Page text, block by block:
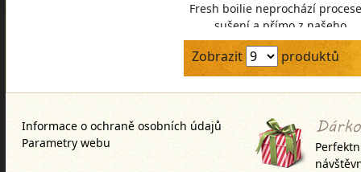
Fresh boilie neprochází
sušení a přímo z našeho
konvenktomatu míří do lázně z
Amino Nutricu a př
Zobrazit produktů
Informace o ochraně osobních údajů
Parametry webu